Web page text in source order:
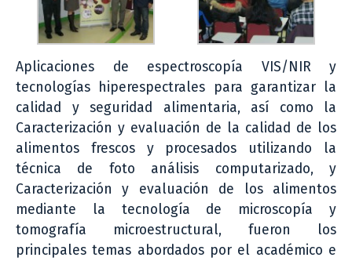
Aplicaciones de espectroscopía VIS/NIR y
tecnologías hiperespectrales para garantizar la
calidad y seguridad alimentaria, así como la
Caracterización y evaluación de la calidad de los
alimentos frescos y procesados utilizando la
técnica de foto análisis computarizado, y
Caracterización y evaluación de los alimentos
mediante la tecnología de microscopía y
tomografía microestructural, fueron los
principales temas abordados por el académico e